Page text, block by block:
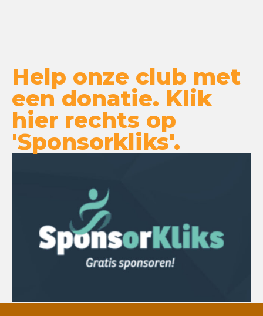
Help onze club met
een donatie. Klik
hier rechts op
'Sponsorkliks'.